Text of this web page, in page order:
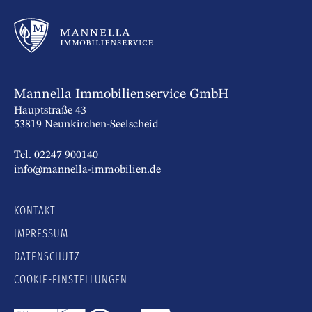
Mannella Immobilienservice GmbH
Hauptstraße 43
53819 Neunkirchen-Seelscheid
Tel. 02247 900140
info@mannella-immobilien.de
KONTAKT
IMPRESSUM
DATENSCHUTZ
COOKIE-EINSTELLUNGEN